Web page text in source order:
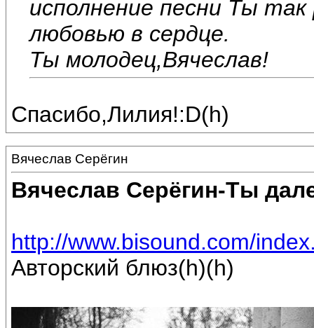
исполнение песни Ты
любовью в сердце.
Ты молодец,Вячеслав!
Спасибо,Лилия!:D(h)
Вячеслав Серёгин
Вячеслав Серёгин-Ты
http://www.bisound.com/
Авторский блюз(h)(h)